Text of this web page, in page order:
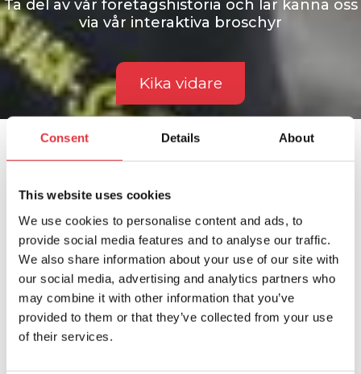
Consent Details About
This website uses cookies
We use cookies to personalise content and ads, to
provide social media features and to analyse our traffic.
We also share information about your use of our site with
our social media, advertising and analytics partners who
may combine it with other information that you’ve
provided to them or that they’ve collected from your use
of their services.
Ta del av vår företagshistoria och lär känna oss
via vår interaktiva broschyr
Kika vidare
Facebook
AB
5 days ago
Sommaren är långt ifrån över –
och det finns fortfarande tid för
nya äventyr! ☀️🚐
Oavsett om du planerar en